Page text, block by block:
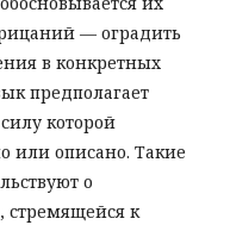
— оградить
в конкретных
предполагает
которой
или описано. Такие
о
стремящейся к